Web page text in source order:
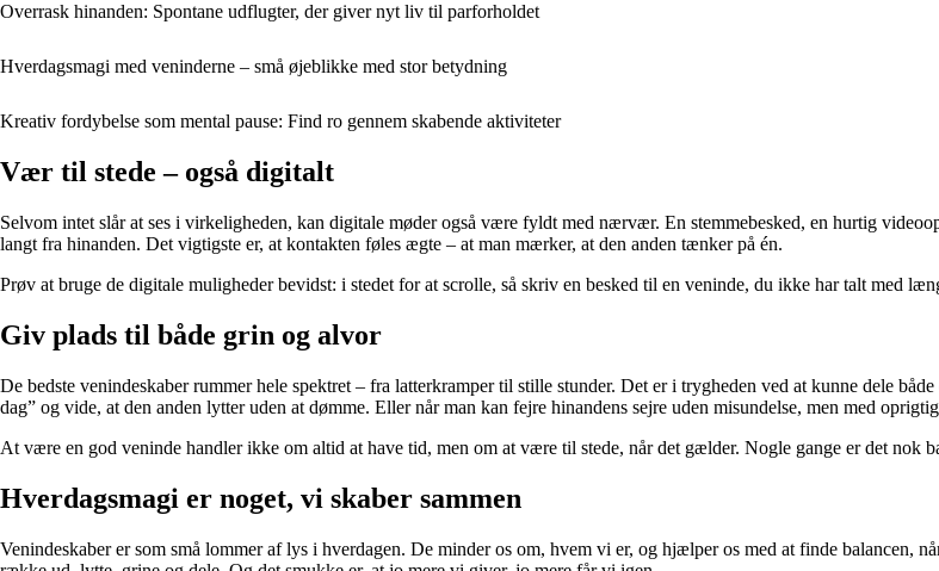
Overrask hinanden: Spontane udflugter, der giver nyt liv til parforholdet
Hverdagsmagi med veninderne – små øjeblikke med stor betydning
Kreativ fordybelse som mental pause: Find ro gennem skabende aktiviteter
Vær til stede – også digitalt
Selvom intet slår at ses i virkeligheden, kan digitale møder også være fyldt med nærvær. En stemmebesked, en hurtig
langt fra hinanden. Det vigtigste er, at kontakten føles ægte – at man mærker, at den anden tænker på én.
Prøv at bruge de digitale muligheder bevidst: i stedet for at scrolle, så skriv en besked til en veninde, du ikke har talt med
Giv plads til både grin og alvor
De bedste venindeskaber rummer hele spektret – fra latterkramper til stille stunder. Det er i trygheden ved at kunne dele
dag” og vide, at den anden lytter uden at dømme. Eller når man kan fejre hinandens sejre uden misundelse, men med
At være en god veninde handler ikke om altid at have tid, men om at være til stede, når det gælder. Nogle gange er det nok
Hverdagsmagi er noget, vi skaber sammen
Venindeskaber er som små lommer af lys i hverdagen. De minder os om, hvem vi er, og hjælper os med at finde balancen,